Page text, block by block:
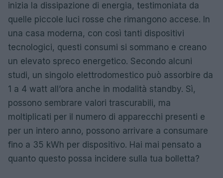
inizia la dissipazione di energia, testimoniata da
quelle piccole luci rosse che rimangono accese. In
una casa moderna, con così tanti dispositivi
tecnologici, questi consumi si sommano e creano
un elevato spreco energetico. Secondo alcuni
studi, un singolo elettrodomestico può assorbire da
1 a 4 watt all’ora anche in modalità standby. Sì,
possono sembrare valori trascurabili, ma
moltiplicati per il numero di apparecchi presenti e
per un intero anno, possono arrivare a consumare
fino a 35 kWh per dispositivo. Hai mai pensato a
quanto questo possa incidere sulla tua bolletta?